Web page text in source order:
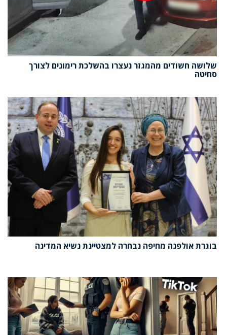
שלושה חשודים מהמגזר נעצרו בהשלכת רימונים לצורך
סחיטה
בוגרת אולפנה מחיפה נבחרה למצטיינת נשיא המדינה